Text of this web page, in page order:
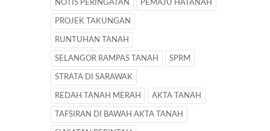
NOTIS PERINGATAN PEMAJU HATANAH
PROJEK TAKUNGAN
RUNTUHAN TANAH
SELANGOR RAMPAS TANAH SPRM
STRATA DI SARAWAK
REDAH TANAH MERAH AKTA TANAH
TAFSIRAN DI BAWAH AKTA TANAH